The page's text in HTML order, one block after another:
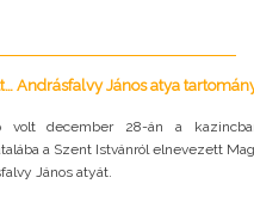
Andrásfalvy János atya
december 28-án a
a Szent Istvánról elnevezett
János atyát.